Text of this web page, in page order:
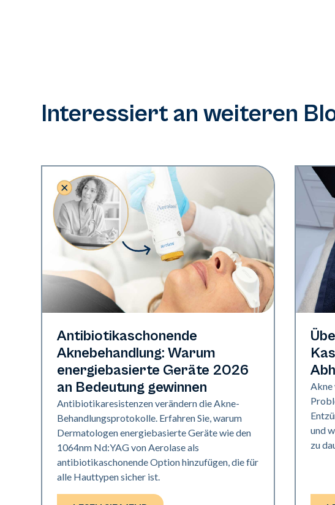
Interessiert an weiteren
Gesundheit der Haut
Antibiotikaschonende
Aknebehandlung: Warum
energiebasierte Geräte 2026
an Bedeutung gewinnen
Antibiotikaresistenzen verändern die Akne-
Behandlungsprotokolle. Erfahren Sie, warum
Dermatologen energiebasierte Geräte wie den
1064nm Nd:YAG von Aerolase als
antibiotikaschonende Option hinzufügen, die für
alle Hauttypen sicher ist.
Akne
und
zu